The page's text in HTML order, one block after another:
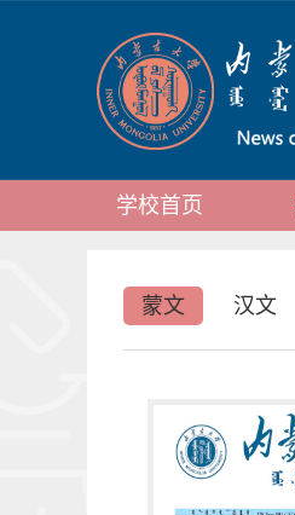
学校首页
蒙文 汉文